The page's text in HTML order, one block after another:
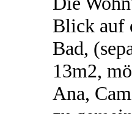
Blick auf
Bad,
13m2,
Ana,